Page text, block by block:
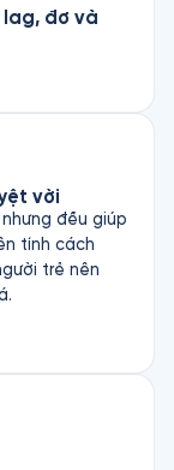
đơ và
vời
đều giúp
tính cách
trẻ nên